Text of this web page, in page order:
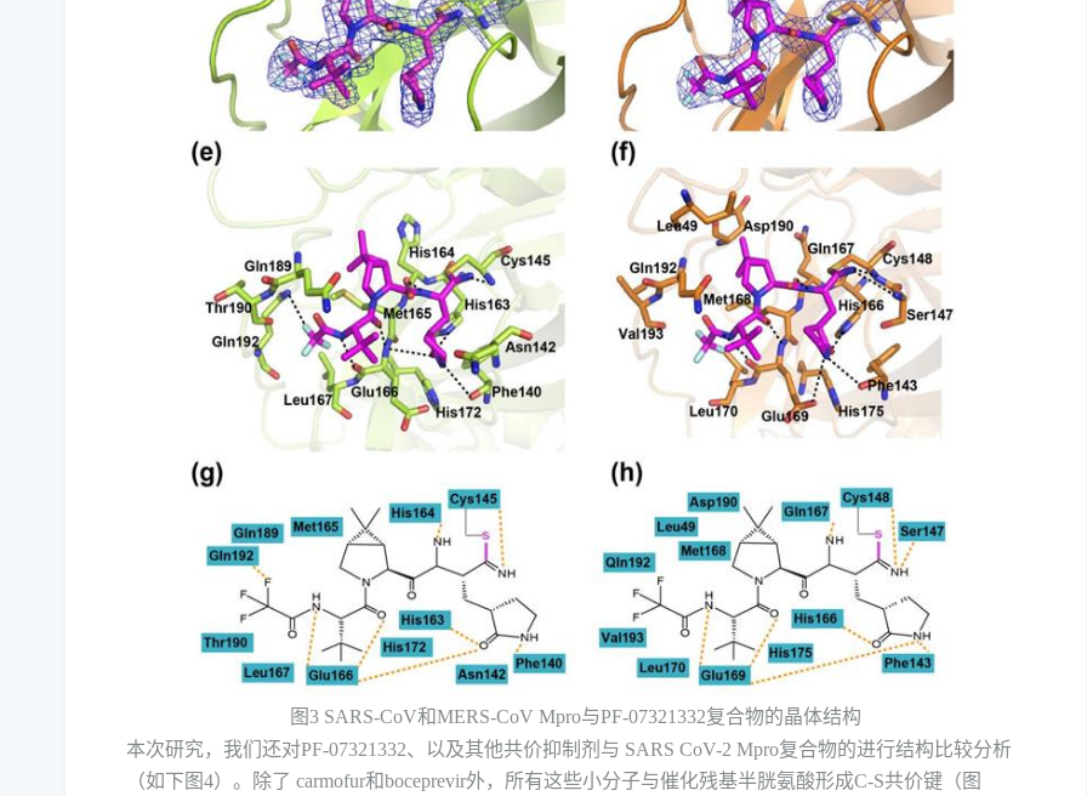
图3 SARS-CoV和MERS-CoV Mpro与PF-07321332复合物的晶体结构
本次研究， 我们 还对PF-07321332、以及其他共价抑制剂与 SARS CoV-2 Mpro复合物的进行结构比较分析
（如下图4）。 除了 carmofur和boceprevir外， 所有这些小分子与催化残基半胱氨酸形成C-S共价键（图